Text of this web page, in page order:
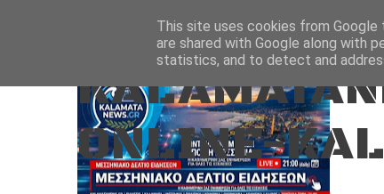
Aug 8, 2026
ONLINE-
This site uses cookies from
are shared with Google along with
statistics, and to detect and